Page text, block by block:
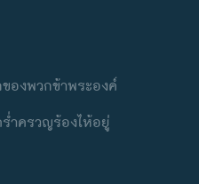
ของพวกข้าพระองค์
าครวญร้องไห้อยู่